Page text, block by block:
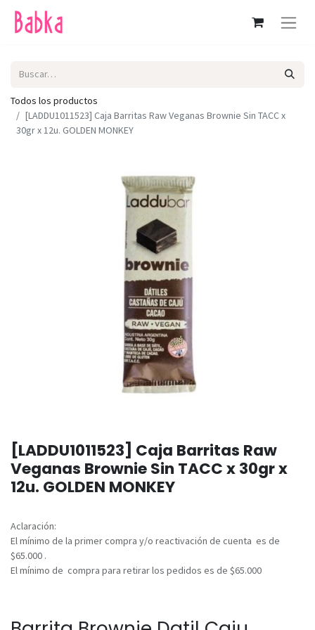
Todos los productos
[LADDU1011523] Caja Barritas Raw Veganas Brownie Sin TACC x
30gr x 12u. GOLDEN MONKEY
[LADDU1011523] Caja Barritas Raw
Veganas Brownie Sin TACC x 30gr x
12u. GOLDEN MONKEY
Aclaración:
El mínimo de la primer compra y/o reactivación de cuenta es de
$65.000 .
El mínimo de compra para retirar los pedidos es de $65.000